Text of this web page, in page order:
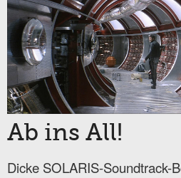
Ab ins All!
Dicke SOLARIS-Soundtrack-